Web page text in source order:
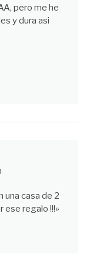
pero me he
y dura asi
una casa de 2
ese regalo !!!»